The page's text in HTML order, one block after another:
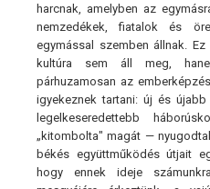
harcnak, amelyben az
nemzedékek, fiatalok és
egymással szemben állnak.
kultúra sem áll meg,
párhuzamosan az
igyekeznek tartani: új és
legelkeseredettebb
„kitombolta" magát —
békés együttműködés útjait
hogy ennek ideje